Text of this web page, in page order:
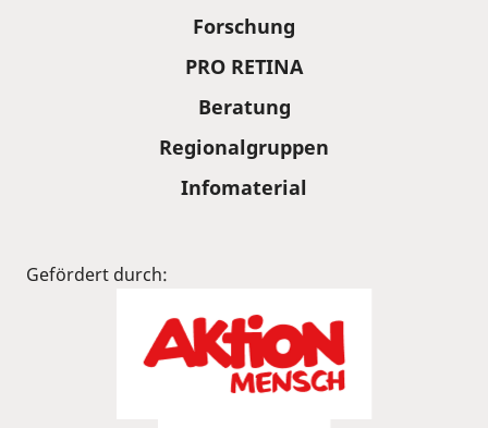
Forschung
PRO RETINA
Beratung
Regionalgruppen
Infomaterial
Gefördert durch: